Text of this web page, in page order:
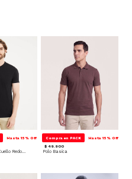
Hasta 15% Off
Camiseta Basica Cuello Redondo
Compra en PACK Hasta 15% Off
$ 49.900
Polo Basica